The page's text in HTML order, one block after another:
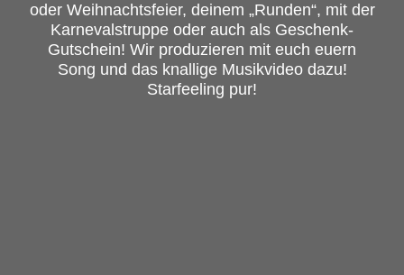
oder Weihnachtsfeier, deinem „Runden“, mit der
Karnevalstruppe oder auch als Geschenk-
Gutschein! Wir produzieren mit euch euern
Song und das knallige Musikvideo dazu!
Starfeeling pur!